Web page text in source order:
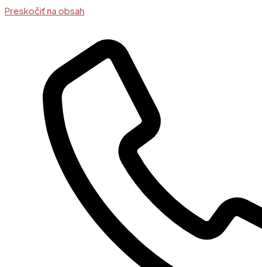
Preskočiť na obsah